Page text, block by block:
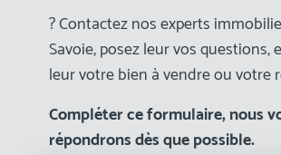
? Contactez nos experts
Savoie, posez leur vos questions,
leur votre bien à vendre ou votre
Compléter ce formulaire, nous
répondrons dès que possible.